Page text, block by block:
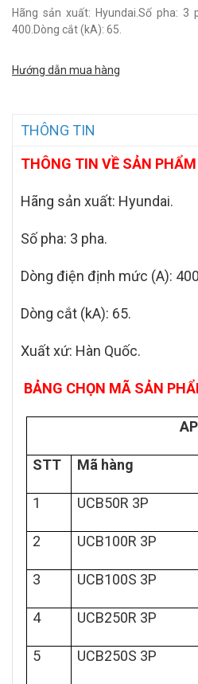
Hãng sản xuất: Hyundai.Số pha: 3
400.Dòng cắt (kA): 65.
Hướng dẫn mua hàng
THÔNG TIN
THÔNG TIN VỀ SẢN PHẨM
Hãng sản xuất: Hyundai.
Số pha: 3 pha.
Dòng điện định mức (A):
Dòng cắt (kA): 65.
Xuất xứ: Hàn Quốc.
BẢNG CHỌN MÃ SẢN
STT Mã hàng
1 UCB50R 3P
2 UCB100R 3P
3 UCB100S 3P
4 UCB250R 3P
5 UCB250S 3P